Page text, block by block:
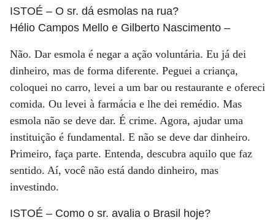
ISTOÉ – O sr. dá esmolas na rua?
Hélio Campos Mello e Gilberto Nascimento –
Não. Dar esmola é negar a ação voluntária. Eu já dei
dinheiro, mas de forma diferente. Peguei a criança,
coloquei no carro, levei a um bar ou restaurante e ofereci
comida. Ou levei à farmácia e lhe dei remédio. Mas
esmola não se deve dar. É crime. Agora, ajudar uma
instituição é fundamental. E não se deve dar dinheiro.
Primeiro, faça parte. Entenda, descubra aquilo que faz
sentido. Aí, você não está dando dinheiro, mas
investindo.
ISTOÉ – Como o sr. avalia o Brasil hoje?